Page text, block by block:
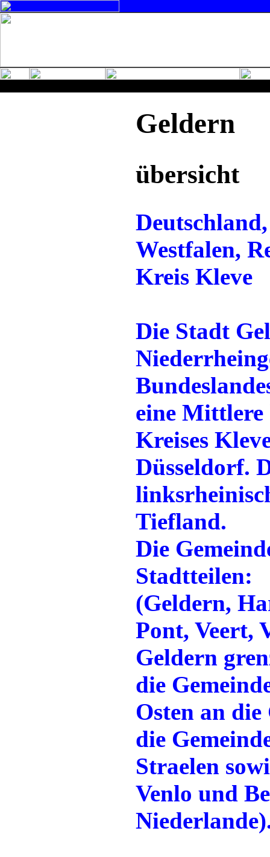
Geldern
übersicht
Westfalen,
Kreis Kleve
Die Stadt
eine Mittlere
Kreises
Düsseldorf.
Tiefland.
Die
Stadtteilen:
(Geldern,
Pont, Veert,
Geldern
die
Osten an
die
Straelen
Venlo und